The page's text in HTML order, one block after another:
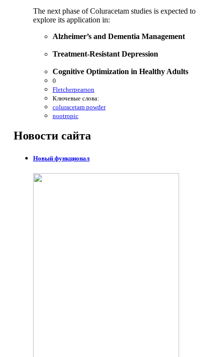
The next phase of Coluracetam studies is expected to
explore its application in:
Alzheimer’s and Dementia Management
Treatment-Resistant Depression
Cognitive Optimization in Healthy Adults
0
Fletcherpearson
Ключевые слова:
coluracetam powder
nootropic
Новости сайта
Новый функционал